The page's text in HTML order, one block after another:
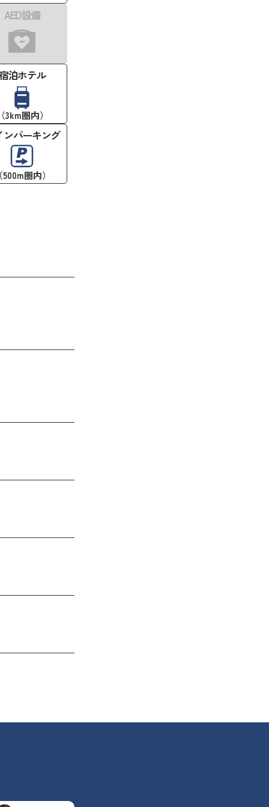
AED設備
泊ホテル
3km圏内）
ンパーキング
圏内）